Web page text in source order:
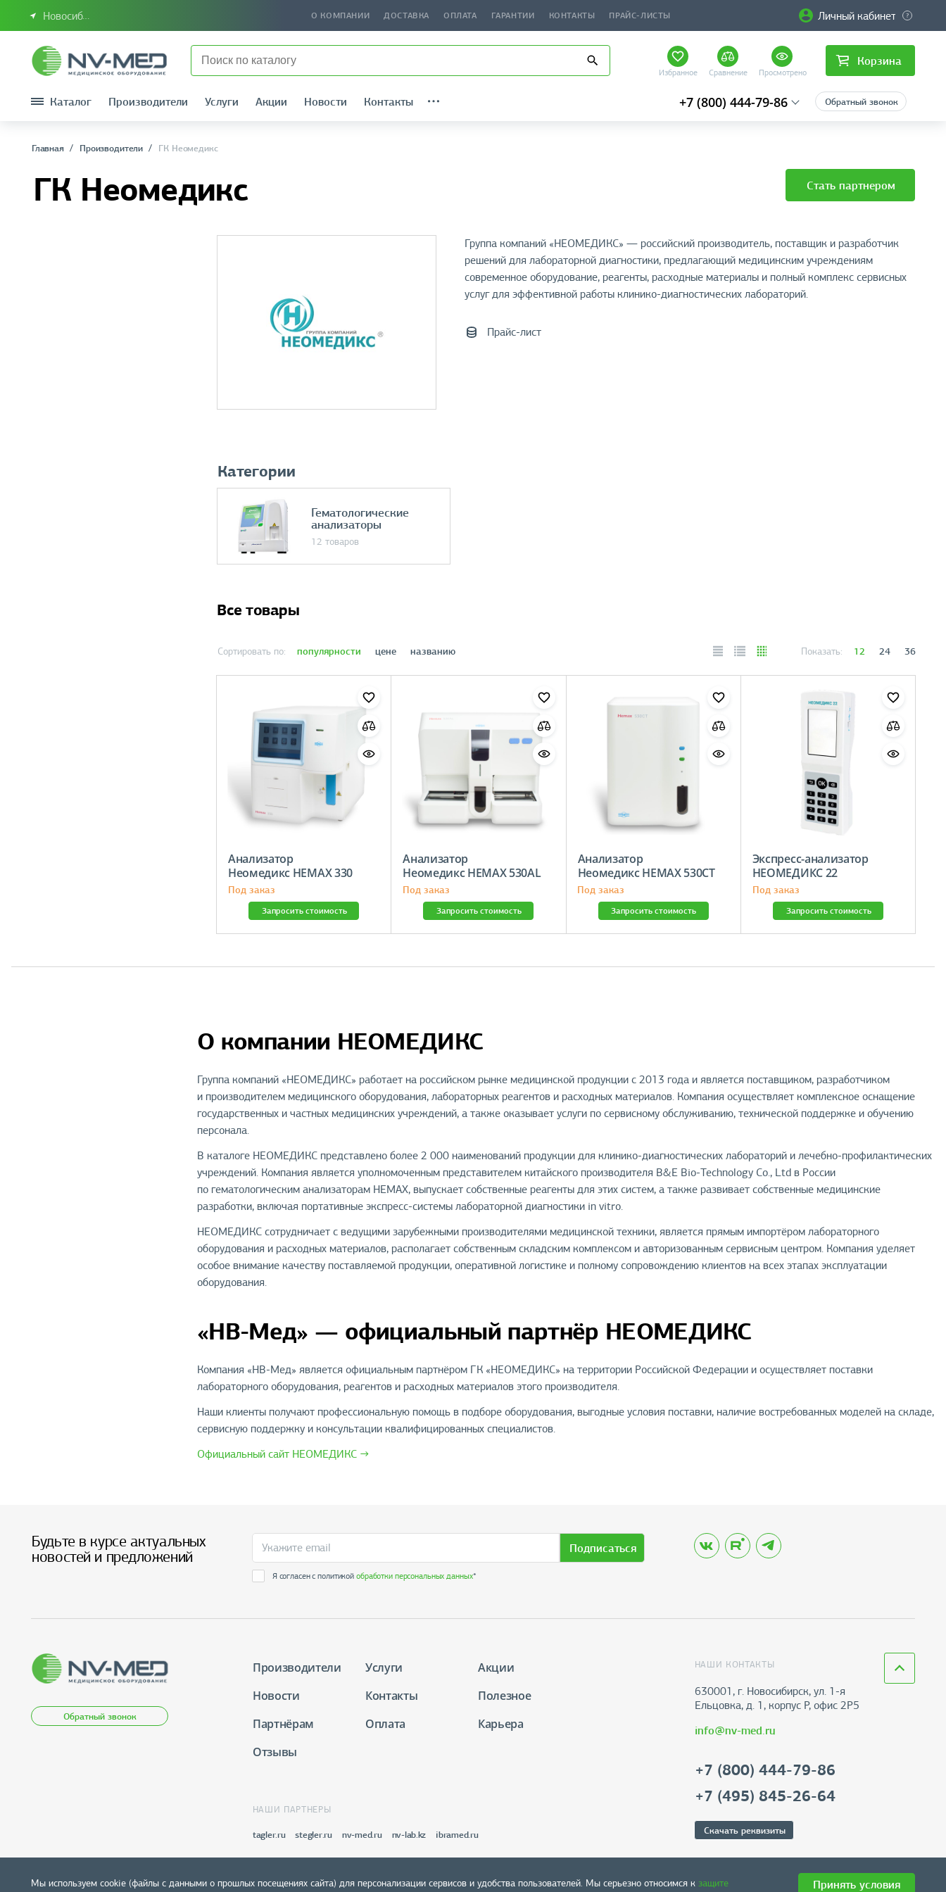
Новосибирск или Сибирский федеральный округ О КОМПАНИИ ДОСТАВКА ОПЛАТА ГАРАНТИИ КОНТАКТЫ ПРАЙС-ЛИСТЫ Личный кабинет
Избранное Сравнение Просмотрено
Корзина
Каталог Производители Услуги Акции Новости Контакты +7 (800) 444-79-86 Обратный звонок
Главная Производители ГК Неомедикс
ГК Неомедикс Стать партнером
Группа компаний «НЕОМЕДИКС» — российский производитель, поставщик и разработчик
решений для лабораторной диагностики, предлагающий медицинским учреждениям
современное оборудование, реагенты, расходные материалы и полный комплекс сервисных
услуг для эффективной работы клинико-диагностических лабораторий.
Прайс-лист
Категории
Гематологические
анализаторы
12 товаров
Все товары
Сортировать по: популярности цене названию Показать: 12 24 36
Анализатор
Неомедикс HEMAX 330
Под заказ
Запросить стоимость
Анализатор
Неомедикс HEMAX 530AL
Под заказ
Запросить стоимость
Анализатор
Неомедикс HEMAX 530CT
Под заказ
Запросить стоимость
Экспресс-анализатор
НЕОМЕДИКС 22
Под заказ
Запросить стоимость
О компании НЕОМЕДИКС
Группа компаний «НЕОМЕДИКС» работает на российском рынке медицинской продукции с 2013 года и является поставщиком, разработчиком
и производителем медицинского оборудования, лабораторных реагентов и расходных материалов. Компания осуществляет комплексное оснащение
государственных и частных медицинских учреждений, а также оказывает услуги по сервисному обслуживанию, технической поддержке и обучению
персонала.
В каталоге НЕОМЕДИКС представлено более 2 000 наименований продукции для клинико-диагностических лабораторий и лечебно-профилактических
учреждений. Компания является уполномоченным представителем китайского производителя B&E Bio-Technology Co., Ltd в России
по гематологическим анализаторам HEMAX, выпускает собственные реагенты для этих систем, а также развивает собственные медицинские
разработки, включая портативные экспресс-системы лабораторной диагностики in vitro.
НЕОМЕДИКС сотрудничает с ведущими зарубежными производителями медицинской техники, является прямым импортёром лабораторного
оборудования и расходных материалов, располагает собственным складским комплексом и авторизованным сервисным центром. Компания уделяет
особое внимание качеству поставляемой продукции, оперативной логистике и полному сопровождению клиентов на всех этапах эксплуатации
оборудования.
«НВ-Мед» — официальный партнёр НЕОМЕДИКС
Компания «НВ-Мед» является официальным партнёром ГК «НЕОМЕДИКС» на территории Российской Федерации и осуществляет поставки
лабораторного оборудования, реагентов и расходных материалов этого производителя.
Наши клиенты получают профессиональную помощь в подборе оборудования, выгодные условия поставки, наличие востребованных моделей на складе,
сервисную поддержку и консультации квалифицированных специалистов.
Официальный сайт НЕОМЕДИКС →
Будьте в курсе актуальных
новостей и предложений
Подписаться
Я согласен с политикойобработки персональных данных*
Обратный звонок
Производители Услуги
Акции
Новости
Контакты
Полезное
Партнёрам
Оплата
Карьера
Отзывы
НАШИ ПАРТНЕРЫ
tagler.ru stegler.ru nv-med.ru nv-lab.kz ibramed.ru
НАШИ КОНТАКТЫ
630001, г. Новосибирск, ул. 1-я
Ельцовка, д. 1, корпус Р, офис 2Р5
info@nv-med.ru
+7 (800) 444-79-86
+7 (495) 845-26-64
Скачать реквизиты
Мы используем cookie (файлы с данными о прошлых посещениях сайта) для персонализации сервисов и удобства пользователей. Мы серьезно относимся к защите
Принять условия